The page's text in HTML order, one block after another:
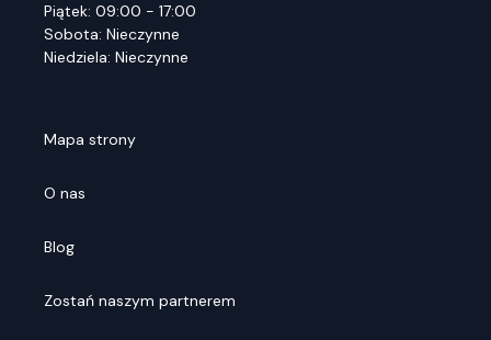
Piątek: 09:00 - 17:00
Sobota: Nieczynne
Niedziela: Nieczynne
Mapa strony
O nas
Blog
Zostań naszym partnerem